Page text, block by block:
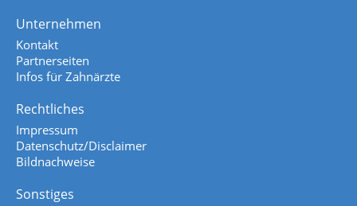
Unternehmen
Kontakt
Partnerseiten
Infos für Zahnärzte
Rechtliches
Impressum
Datenschutz/Disclaimer
Bildnachweise
Sonstiges